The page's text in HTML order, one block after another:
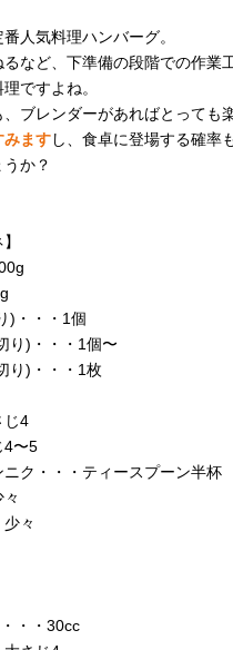
人気料理ハンバーグ。
など、下準備の段階での作業
ですよね。
ブレンダーがあればとっても
みますし、食卓に登場する確率
か？
)・・・1個
り)・・・1個〜
り)・・・1枚
じ4
4〜5
ニク・・・ティースプーン半杯
々
・・30cc